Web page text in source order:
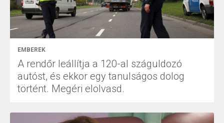
EMBEREK
A rendőr leállítja a 120-al száguldozó
autóst, és ekkor egy tanulságos dolog
történt. Megéri elolvasd.